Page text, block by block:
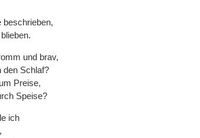
und brav,
den Schlaf?
Preise,
Speise?
ich